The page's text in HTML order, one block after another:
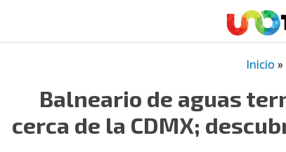
Inicio »
Balneario de aguas
cerca de la CDMX;